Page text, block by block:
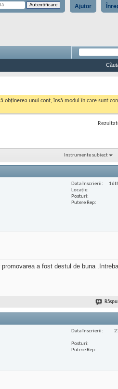
Ajutor
obținerea unui cont, însă modul în care sunt
Instrumente subiect
Data înscrierii
Locaţie
Posturi
Putere Rep
a fost destul de buna
Data înscrierii
Posturi
Putere Rep